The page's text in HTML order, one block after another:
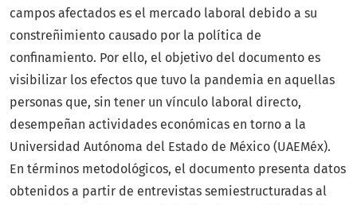
campos afectados es el mercado laboral debido a su
constreñimiento causado por la política de
confinamiento. Por ello, el objetivo del documento es
visibilizar los efectos que tuvo la pandemia en aquellas
personas que, sin tener un vínculo laboral directo,
desempeñan actividades económicas en torno a la
Universidad Autónoma del Estado de México (UAEMéx).
En términos metodológicos, el documento presenta datos
obtenidos a partir de entrevistas semiestructuradas al